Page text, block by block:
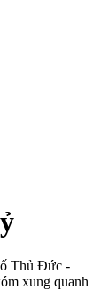
Thủ Đức -
xung quanh